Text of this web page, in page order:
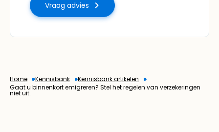
Vraag advies
Home Kennisbank
Kennisbank artikelen
Gaat u binnenkort emigreren? Stel het regelen van verzekeringen
niet uit.